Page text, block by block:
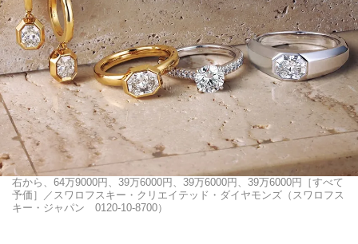
右から、64万9000円、39万6000円、39万6000円、39万6000円［すべて
予価］／スワロフスキー・クリエイテッド・ダイヤモンズ（スワロフス
キー・ジャパン 0120-10-8700）